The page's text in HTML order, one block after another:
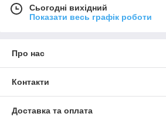
Сьогодні вихідний
Показати весь графік роботи
Про нас
Контакти
Доставка та оплата